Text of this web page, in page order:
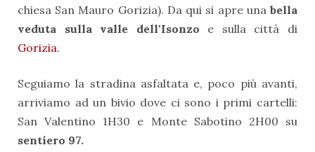
chiesa San Mauro Gorizia). Da qui si apre una bella
veduta sulla valle dell'Isonzo e sulla città di
Gorizia.
Seguiamo la stradina asfaltata e, poco più avanti,
arriviamo ad un bivio dove ci sono i primi cartelli:
San Valentino 1H30 e Monte Sabotino 2H00 su
sentiero 97.